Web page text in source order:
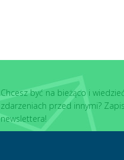
Chcesz być na bieżąco i
zdarzeniach przed innymi?
newslettera!